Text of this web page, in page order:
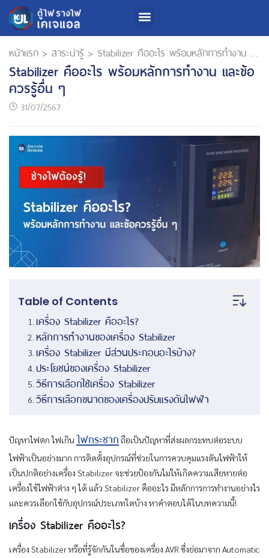
หน้าแรก > สาระน่ารู้ > Stabilizer คืออะไร พร้อมหลักการทำงาน และข้อควรรู้อื่น ๆ
Stabilizer คืออะไร พร้อมหลักการทำงาน และข้อ
ควรรู้อื่น ๆ
31/07/2567
Table of Contents
เครื่อง Stabilizer คืออะไร?
หลักการทำงานของเครื่อง Stabilizer
เครื่อง Stabilizer มีส่วนประกอบอะไรบ้าง?
ประโยชน์ของเครื่อง Stabilizer
วิธีการเลือกใช้เครื่อง Stabilizer
วิธีการเลือกขนาดของเครื่องปรับแรงดันไฟฟ้า
ปัญหาไฟตก ไฟเกิน ไฟกระชาก ถือเป็นปัญหาที่ส่งผลกระทบต่อระบบ
ไฟฟ้าเป็นอย่างมาก การติดตั้งอุปกรณ์ที่ช่วยในการควบคุมแรงดันไฟฟ้าให้
เป็นปกติอย่างเครื่อง Stabilizer จะช่วยป้องกันไม่ให้เกิดความเสียหายต่อ
เครื่องใช้ไฟฟ้าต่าง ๆ ได้ แล้ว Stabilizer คืออะไร มีหลักการการทำงานอย่างไร
และควรเลือกใช้กับอุปกรณ์ประเภทใดบ้าง หาคำตอบได้ในบทความนี้!
เครื่อง Stabilizer คืออะไร?
เครื่อง Stabilizer หรือที่รู้จักกันในชื่อของเครื่อง AVR ซึ่งย่อมาจาก Automatic